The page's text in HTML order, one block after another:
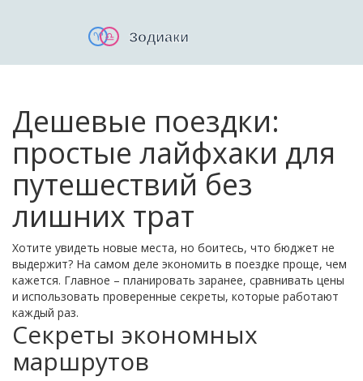
Дешевые поездки:
простые лайфхаки для
путешествий без
лишних трат
Хотите увидеть новые места, но боитесь, что бюджет не
выдержит? На самом деле экономить в поездке проще, чем
кажется. Главное – планировать заранее, сравнивать цены
и использовать проверенные секреты, которые работают
каждый раз.
Секреты экономных
маршрутов